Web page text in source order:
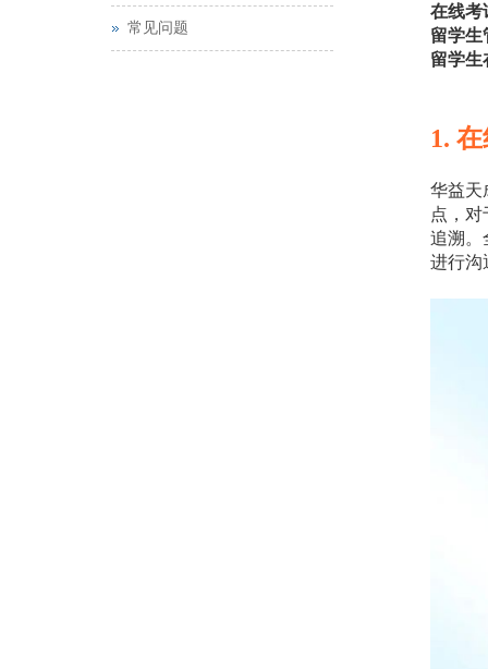
在线考
留学生
留学生
1.
华益天
点，
追溯。
进行沟
常见问题